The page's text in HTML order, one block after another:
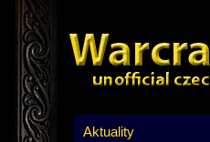
Aktuality